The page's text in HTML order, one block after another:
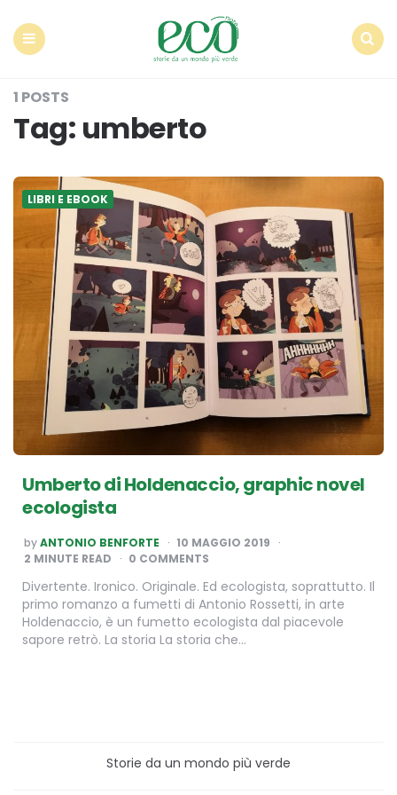
1 POSTS
Tag: umberto
LIBRI E EBOOK
Umberto di Holdenaccio, graphic novel
ecologista
POSTED
BY
byANTONIO BENFORTE
10 MAGGIO 2019
2 MINUTE READ 0 COMMENTS
Divertente. Ironico. Originale. Ed ecologista, soprattutto. Il
primo romanzo a fumetti di Antonio Rossetti, in arte
Holdenaccio, è un fumetto ecologista dal piacevole
sapore retrò. La storia La storia che…
Storie da un mondo più verde